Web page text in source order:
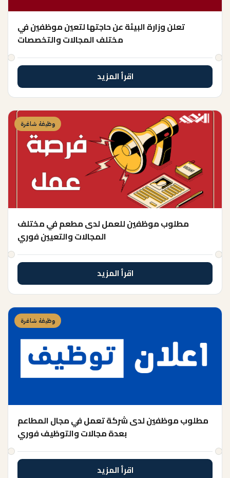
تعلن وزارة البيئة عن حاجتها لتعين موظفين في
مختلف المجالات والتخصصات
اقرأ المزيد
وظيفة شاغرة
مطلوب موظفين للعمل لدى مطعم في مختلف
المجالات والتعيين فوري
اقرأ المزيد
وظيفة شاغرة
مطلوب موظفين لدى شركة تعمل في مجال المطاعم
بعدة مجالات والتوظيف فوري
اقرأ المزيد